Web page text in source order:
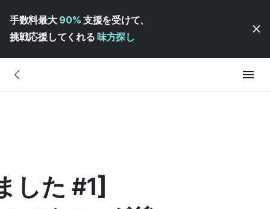
手数料最大 90% 支援を受けて、
挑戦応援してくれる 味方探し
した #1]